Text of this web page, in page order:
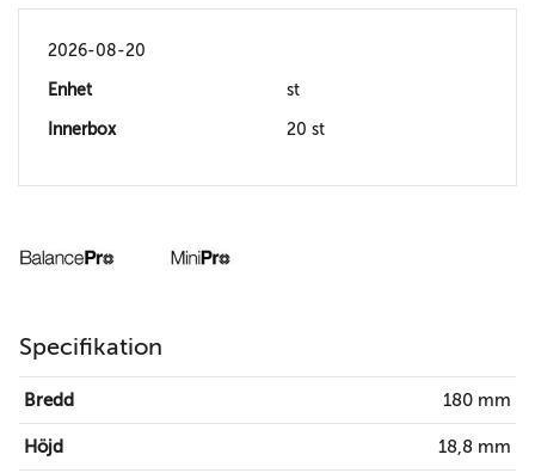
2026-08-20
Enhet st
Innerbox 20 st
Specifikation
Bredd 180 mm
Höjd 18,8 mm